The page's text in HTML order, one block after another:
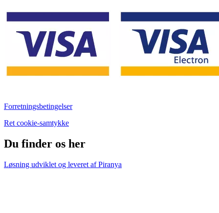
Forretningsbetingelser
Ret cookie-samtykke
Du finder os her
Løsning udviklet og leveret afPiranya